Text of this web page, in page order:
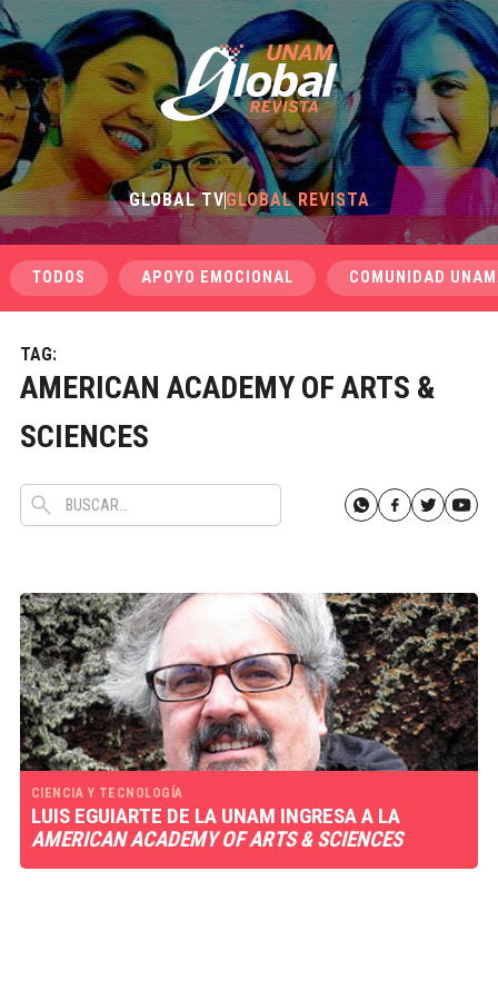
GLOBAL TVGLOBAL REVISTA
TODOS APOYO EMOCIONAL COMUNIDAD UNAM
TAG:
AMERICAN ACADEMY OF ARTS &
SCIENCES
CIENCIA Y TECNOLOGÍA
LUIS EGUIARTE DE LA UNAM INGRESA A LA
AMERICAN ACADEMY OF ARTS & SCIENCES